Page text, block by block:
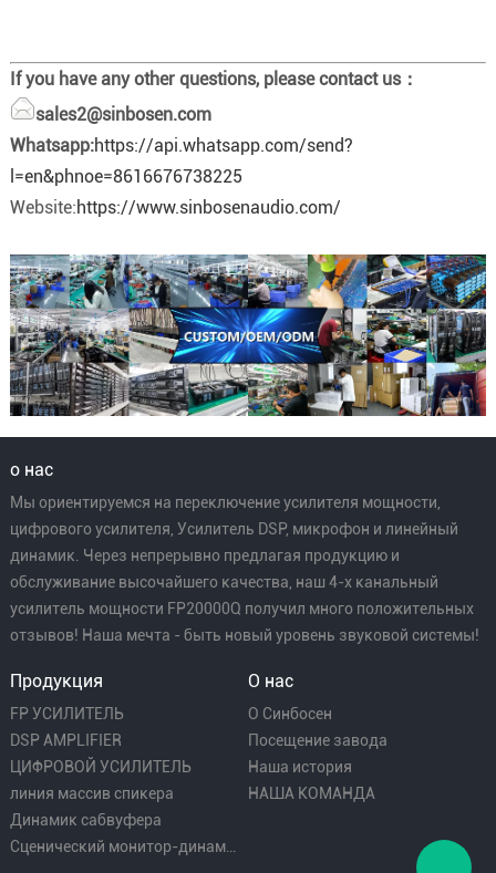
If you have any other questions, please contact us：
sales2@sinbosen.com
Whatsapp:https://api.whatsapp.com/send?
l=en&phnoe=8616676738225
Website:https://www.sinbosenaudio.com/
о нас
Мы ориентируемся на переключение усилителя мощности,
цифрового усилителя, Усилитель DSP, микрофон и линейный
динамик. Через непрерывно предлагая продукцию и
обслуживание высочайшего качества, наш 4-х канальный
усилитель мощности FP20000Q получил много положительных
отзывов! Наша мечта - быть новый уровень звуковой системы!
Продукция
FP УСИЛИТЕЛЬ
DSP AMPLIFIER
ЦИФРОВОЙ УСИЛИТЕЛЬ
линия массив спикера
Динамик сабвуфера
Сценический монитор-динамик
О нас
О Синбосен
Посещение завода
Наша история
НАША КОМАНДА